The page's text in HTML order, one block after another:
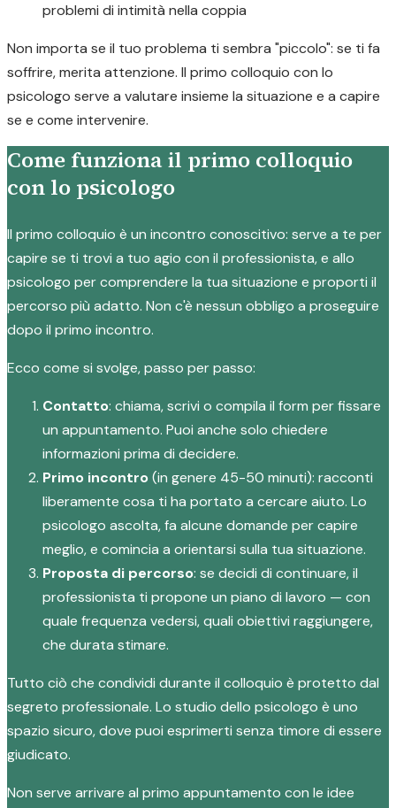
problemi di intimità nella coppia
Non importa se il tuo problema ti sembra "piccolo": se ti fa
soffrire, merita attenzione. Il primo colloquio con lo
psicologo serve a valutare insieme la situazione e a capire
se e come intervenire.
Come funziona il primo colloquio
con lo psicologo
Il primo colloquio è un incontro conoscitivo: serve a te per
capire se ti trovi a tuo agio con il professionista, e allo
psicologo per comprendere la tua situazione e proporti il
percorso più adatto. Non c'è nessun obbligo a proseguire
dopo il primo incontro.
Ecco come si svolge, passo per passo:
Contatto: chiama, scrivi o compila il form per fissare
un appuntamento. Puoi anche solo chiedere
informazioni prima di decidere.
Primo incontro(in genere 45-50 minuti): racconti
liberamente cosa ti ha portato a cercare aiuto. Lo
psicologo ascolta, fa alcune domande per capire
meglio, e comincia a orientarsi sulla tua situazione.
Proposta di percorso: se decidi di continuare, il
professionista ti propone un piano di lavoro — con
quale frequenza vedersi, quali obiettivi raggiungere,
che durata stimare.
Tutto ciò che condividi durante il colloquio è protetto dal
segreto professionale. Lo studio dello psicologo è uno
spazio sicuro, dove puoi esprimerti senza timore di essere
giudicato.
Non serve arrivare al primo appuntamento con le idee